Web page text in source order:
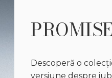
Descoperă o
versiune despre